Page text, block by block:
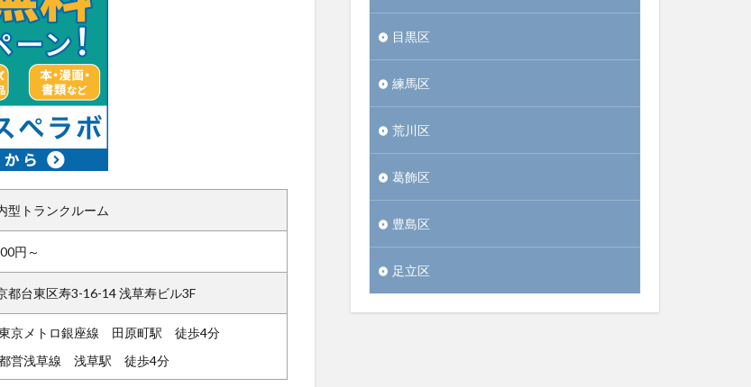
型トランクルーム
円～
都台東区寿3-16-14 浅草寿ビル3F
京メトロ銀座線 田原町駅 徒歩4分
営浅草線 浅草駅 徒歩4分
目黒区
練馬区
荒川区
葛飾区
豊島区
足立区